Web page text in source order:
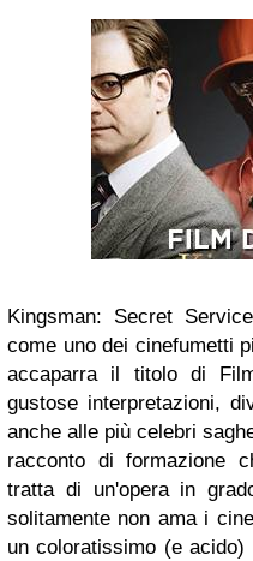
Kingsman: Secret
come uno dei cinefumetti
accaparra il titolo di
gustose interpretazioni,
anche alle più celebri
racconto di formazione
tratta di un'opera in
solitamente non ama i
un coloratissimo (e